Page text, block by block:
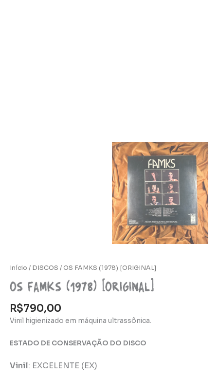
Início / DISCOS / OS FAMKS (1978) [ORIGINAL]
OS FAMKS (1978) [ORIGINAL]
R$790,00
Vinil higienizado em máquina ultrassônica.
ESTADO DE CONSERVAÇÃO DO DISCO
Vinil: EXCELENTE (EX)